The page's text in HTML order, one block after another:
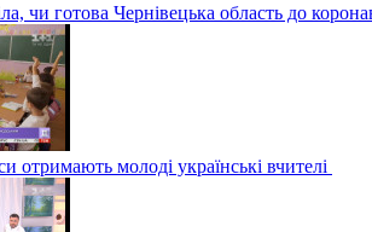
чи готова Чернівецька область до
отримають молоді українські вчителі